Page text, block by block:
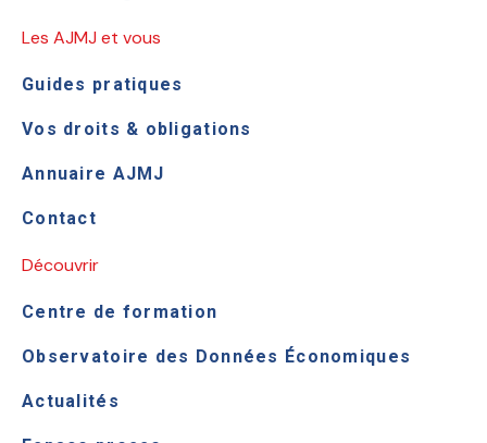
Les AJMJ et vous
Guides pratiques
Vos droits & obligations
Annuaire AJMJ
Contact
Découvrir
Centre de formation
Observatoire des Données Économiques
Actualités